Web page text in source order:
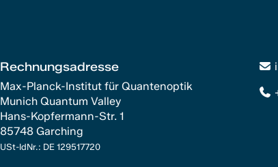
Rechnungsadresse
Max-Planck-Institut für Quantenoptik
Munich Quantum Valley
Hans-Kopfermann-Str. 1
85748 Garching
USt-IdNr.: DE 129517720